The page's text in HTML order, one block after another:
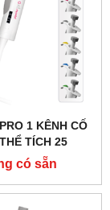
1 KÊNH CỐ
TÍCH 25
HÃNG AHN -
ĐỨC
có sẵn